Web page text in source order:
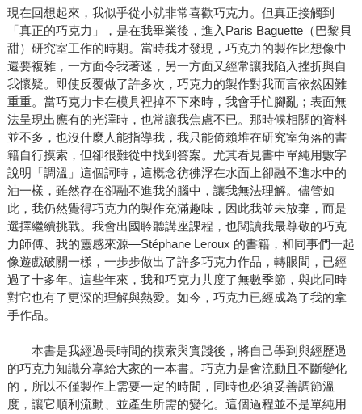
現在回想起來，我似乎從小就非常喜歡巧克力。但真正接觸到
「真正的巧克力」，是在我畢業後，進入Paris Baguette（巴黎貝
甜）研究室工作的時期。當時我才發現，巧克力的製作比想像中
還要複雜，一方面令我著迷，另一方面又經常讓我陷入挫折與自
我懷疑。即使反覆做了許多次，巧克力的製作對我而言依然困難
重重。當巧克力卡在模具裡掉不下來時，我會手忙腳亂；表面無
法呈現出應有的光澤時，也常讓我焦慮不已。那時候相關的資料
並不多，也沒什麼人能指導我，我只能倚賴堆在研究室角落的書
籍自行摸索，但卻很難從中找到答案。尤其看見書中單純用數字
說明「調溫」這個詞時，這概念彷彿浮在水面上卻融不進水中的
油一樣，雖然存在卻融不進我的腦中，讓我無法理解。儘管如
此，我仍然覺得巧克力的製作充滿趣味，因此我並未放棄，而是
選擇繼續挑戰。我會出國聆聽講座課程，也閱讀我最尊敬的巧克
力師傅、我的靈感來源―Stéphane Leroux 的書籍，和同事們一起
像遊戲破關一樣，一步步做出了許多巧克力作品，轉眼間，已經
過了十多年。這些年來，我和巧克力共度了無數季節，與此同時
對它也有了更深的理解與熱愛。如今，巧克力已經成為了我的拿
手作品。
本書是我經過長時間的摸索與實踐後，將自己學到與經歷過
的巧克力知識分享給大家的一本書。巧克力是會流動且不斷變化
的，所以不僅製作上需要一定的時間，同時也必須妥善調節溫
度，讓它順利流動、並產生所需的變化。這個過程並不是單純用